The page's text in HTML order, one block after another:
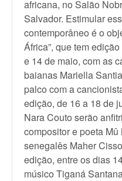
africana, no Salão
Salvador. Estimular
contemporâneo é o
África”, que tem
e 14 de maio, com as
baianas Mariella
palco com a
edição, de 16 a 18 de
Nara Couto serão
compositor e poeta
senegalês Maher
edição, entre os dias
músico Tiganá